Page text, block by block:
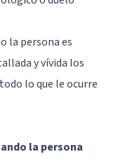
la persona es
y vívida los
lo que le ocurre
la persona